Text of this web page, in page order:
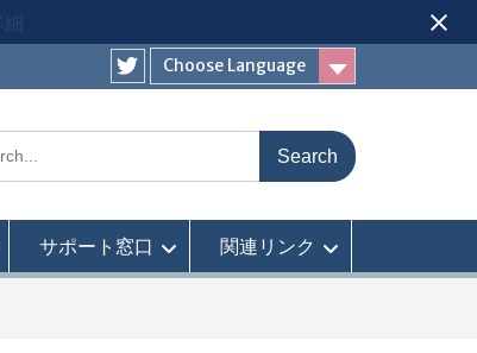
細
Choose Language
Twitter
サポート窓口 関連リンク